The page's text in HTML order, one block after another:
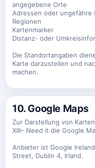
angegebene Orte
Adressen oder ungefähre
Regionen
Kartenmarker
Distanz- oder
Die Standortangaben
Karte darzustellen und
machen.
10. Google Maps
Zur Darstellung von
XIII– Need it die Google
Anbieter ist Google
Street, Dublin 4, Irland.